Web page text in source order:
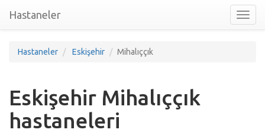
nav
Hastaneler
Hastaneler Eskişehir Mihalıççık
Eskişehir Mihalıççık
hastaneleri